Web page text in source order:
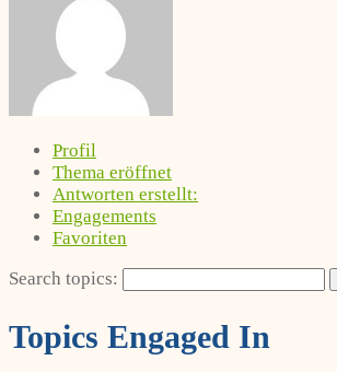
Profil
Thema eröffnet
Antworten erstellt:
Engagements
Favoriten
Search topics:
Topics Engaged In